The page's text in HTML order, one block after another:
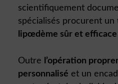
scientifiquement
spécialisés procurent un
lipœdème sûr et
Outre l’opération
personnalisé et un